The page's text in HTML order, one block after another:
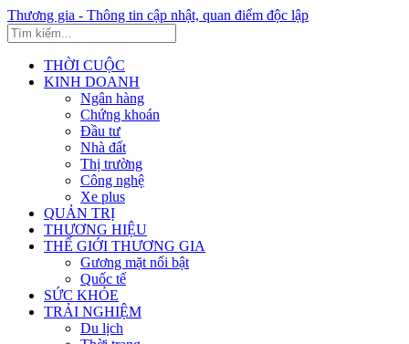
Thương gia - Thông tin cập nhật, quan điểm độc lập
THỜI CUỘC
KINH DOANH
Ngân hàng
Chứng khoán
Đầu tư
Nhà đất
Thị trường
Công nghệ
Xe plus
QUẢN TRỊ
THƯƠNG HIỆU
THẾ GIỚI THƯƠNG GIA
Gương mặt nổi bật
Quốc tế
SỨC KHỎE
TRẢI NGHIỆM
Du lịch